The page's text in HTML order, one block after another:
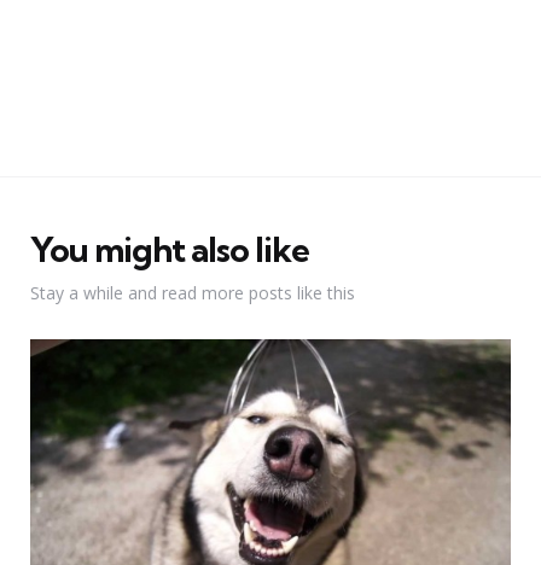
You might also like
Stay a while and read more posts like this